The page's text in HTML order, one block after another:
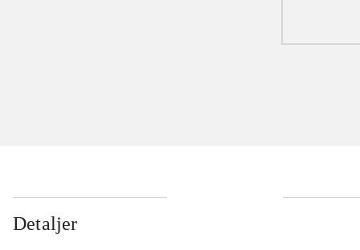
Detaljer